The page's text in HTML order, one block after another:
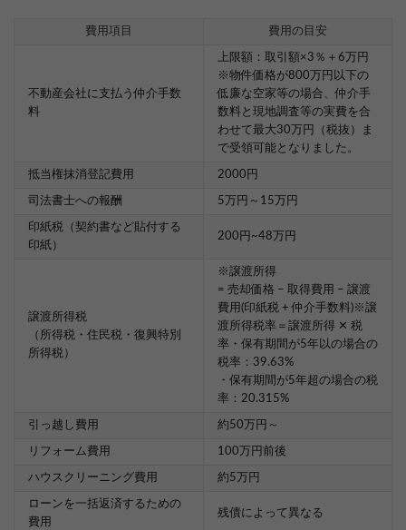
費用項目 費用の目安
不動産会社に支払う仲介手数
料
上限額：取引額×3％＋6万円
※物件価格が800万円以下の
低廉な空家等の場合、仲介手
数料と現地調査等の実費を合
わせて最大30万円（税抜）ま
で受領可能となりました。
抵当権抹消登記費用 2000円
司法書士への報酬 5万円～15万円
印紙税（契約書など貼付する
印紙）
200円~48万円
譲渡所得税
（所得税・住民税・復興特別
所得税）
※譲渡所得
= 売却価格 – 取得費用 – 譲渡
費用(印紙税 + 仲介手数料)※譲
渡所得税率＝譲渡所得 ✕ 税
率・保有期間が5年以の場合の
税率：39.63%
・保有期間が5年超の場合の税
率：20.315%
引っ越し費用 約50万円～
リフォーム費用 100万円前後
ハウスクリーニング費用 約5万円
ローンを一括返済するための
費用
残債によって異なる